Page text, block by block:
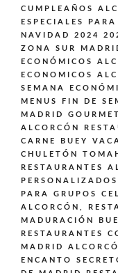
CUMPLEAÑOS
ESPECIALES
NAVIDAD 2024
ZONA SUR
ECONÓMICOS
ECONOMICOS
SEMANA
MENUS FIN DE
MADRID
ALCORCÓN
CARNE BUEY
CHULETÓN
RESTAURANTES
PARA GRUPOS
ALCORCÓN,
MADURACIÓN
RESTAURANTES
MADRID
ENCANTO